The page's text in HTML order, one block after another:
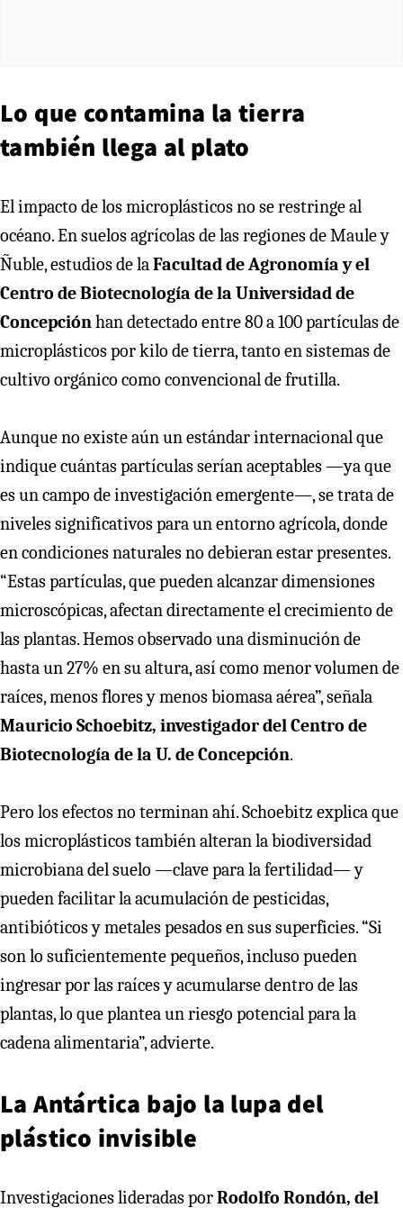
Lo que contamina la tierra
también llega al plato
El impacto de los microplásticos no se restringe al
océano. En suelos agrícolas de las regiones de Maule y
Ñuble, estudios de laFacultad de Agronomía y el
Centro de Biotecnología de la Universidad de
Concepciónhan detectado entre 80 a 100 partículas de
microplásticos por kilo de tierra, tanto en sistemas de
cultivo orgánico como convencional de frutilla.
Aunque no existe aún un estándar internacional que
indique cuántas partículas serían aceptables —ya que
es un campo de investigación emergente—, se trata de
niveles significativos para un entorno agrícola, donde
en condiciones naturales no debieran estar presentes.
“Estas partículas, que pueden alcanzar dimensiones
microscópicas, afectan directamente el crecimiento de
las plantas. Hemos observado una disminución de
hasta un 27% en su altura, así como menor volumen de
raíces, menos flores y menos biomasa aérea”, señala
Mauricio Schoebitz, investigador del Centro de
Biotecnología de la U. de Concepción.
Pero los efectos no terminan ahí. Schoebitz explica que
los microplásticos también alteran la biodiversidad
microbiana del suelo —clave para la fertilidad— y
pueden facilitar la acumulación de pesticidas,
antibióticos y metales pesados en sus superficies. “Si
son lo suficientemente pequeños, incluso pueden
ingresar por las raíces y acumularse dentro de las
plantas, lo que plantea un riesgo potencial para la
cadena alimentaria”, advierte.
La Antártica bajo la lupa del
plástico invisible
Investigaciones lideradas porRodolfo Rondón, del